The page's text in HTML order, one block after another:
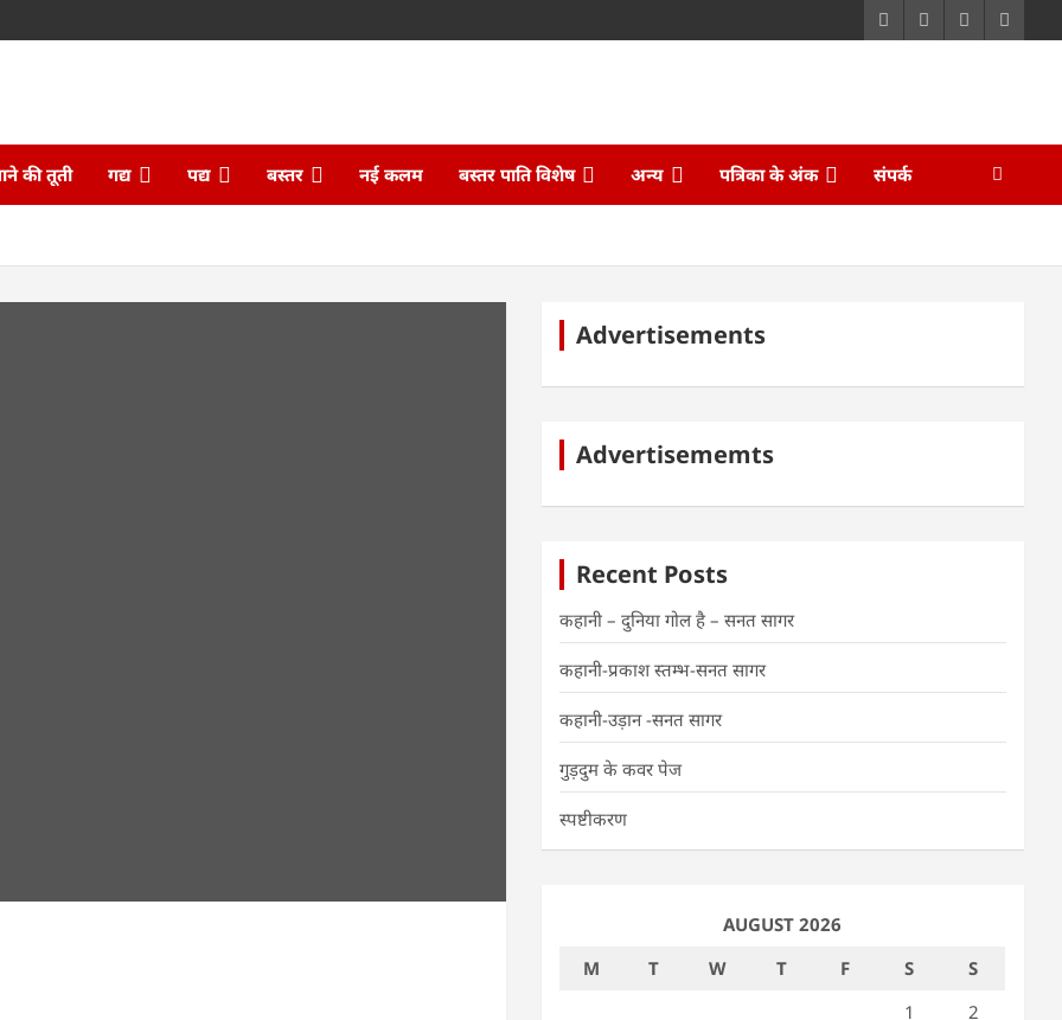
की तूती गद्य पद्य बस्तर नई कलम बस्तर पाति विशेष अन्य पत्रिका के अंक संपर्क
Advertisements
Advertisememts
Recent Posts
कहानी – दुनिया गोल है – सनत सागर
कहानी-प्रकाश स्तम्भ-सनत सागर
कहानी-उड़ान -सनत सागर
गुड़दुम के कवर पेज
स्पष्टीकरण
AUGUST 2026
M
T W T F S
S
1
2